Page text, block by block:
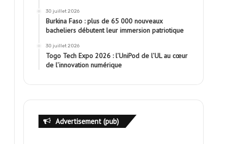
30 juillet 2026
Burkina Faso : plus de 65 000 nouveaux
bacheliers débutent leur immersion patriotique
30 juillet 2026
Togo Tech Expo 2026 : l’UniPod de l’UL au cœur
de l’innovation numérique
Advertisement (pub)